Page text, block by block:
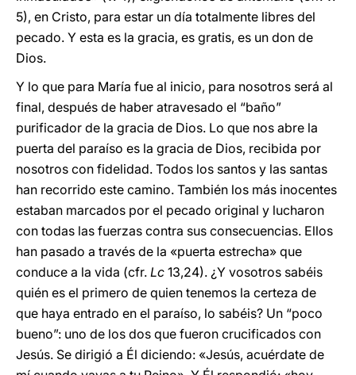
5), en Cristo, para estar un día totalmente libres del
pecado. Y esta es la gracia, es gratis, es un don de
Dios.
Y lo que para María fue al inicio, para nosotros será al
final, después de haber atravesado el “baño”
purificador de la gracia de Dios. Lo que nos abre la
puerta del paraíso es la gracia de Dios, recibida por
nosotros con fidelidad. Todos los santos y las santas
han recorrido este camino. También los más inocentes
estaban marcados por el pecado original y lucharon
con todas las fuerzas contra sus consecuencias. Ellos
han pasado a través de la «puerta estrecha» que
conduce a la vida (cfr. Lc 13,24). ¿Y vosotros sabéis
quién es el primero de quien tenemos la certeza de
que haya entrado en el paraíso, lo sabéis? Un “poco
bueno”: uno de los dos que fueron crucificados con
Jesús. Se dirigió a Él diciendo: «Jesús, acuérdate de